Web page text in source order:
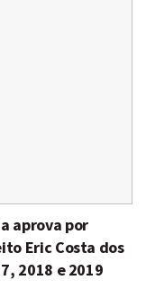
aprova por
Eric Costa dos
2018 e 2019